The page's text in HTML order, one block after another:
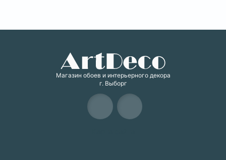
Магазин обоев и интерьерного декора
г. Выборг